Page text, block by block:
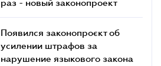
раз - новый законопроект
Появился законопроєкт об
усилении штрафов за
нарушение языкового закона